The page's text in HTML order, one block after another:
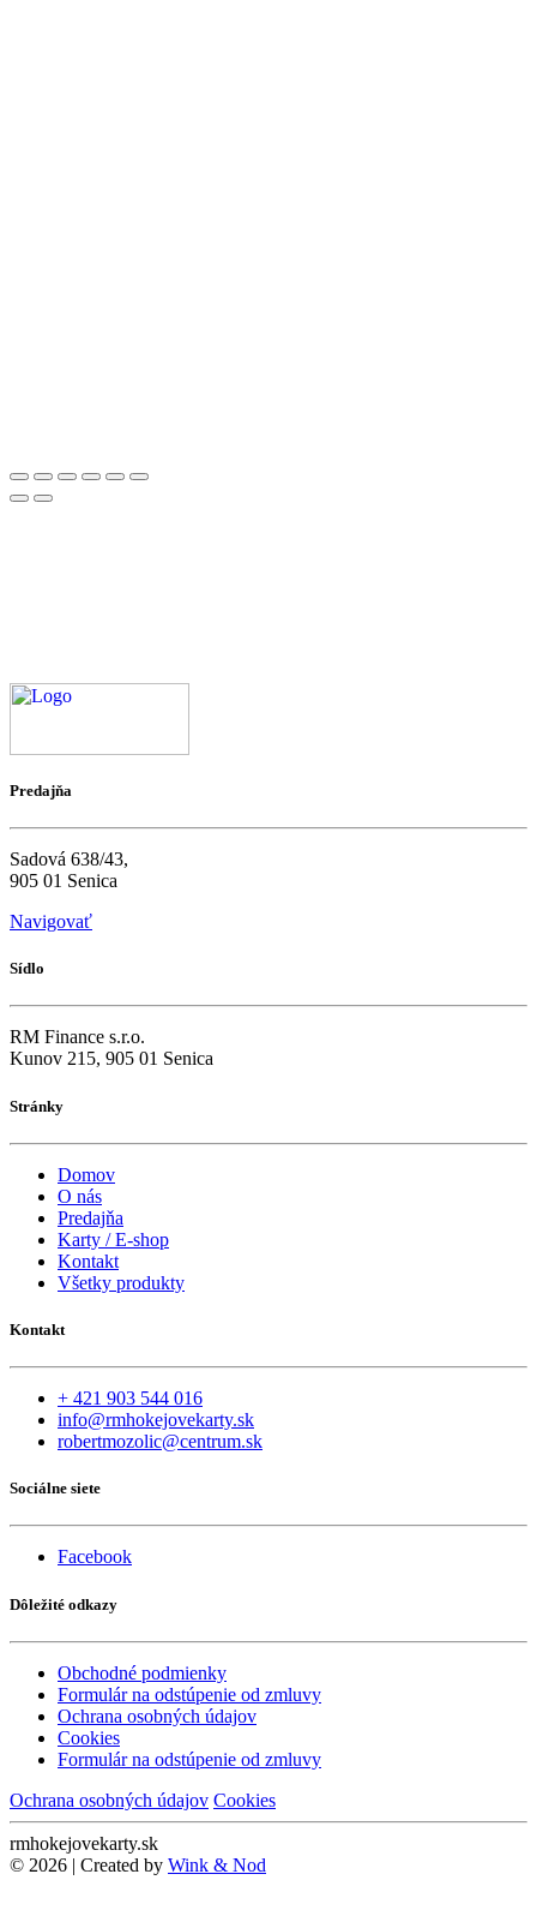
Predajňa
Sadová 638/43,
905 01 Senica
Navigovať
Sídlo
RM Finance s.r.o.
Kunov 215, 905 01 Senica
Stránky
Domov
O nás
Predajňa
Karty / E-shop
Kontakt
Všetky produkty
Kontakt
+ 421 903 544 016
info@rmhokejovekarty.sk
robertmozolic@centrum.sk
Sociálne siete
Facebook
Dôležité odkazy
Obchodné podmienky
Formulár na odstúpenie od zmluvy
Ochrana osobných údajov
Cookies
Formulár na odstúpenie od zmluvy
Ochrana osobných údajov Cookies
rmhokejovekarty.sk
© 2026 | Created by Wink & Nod